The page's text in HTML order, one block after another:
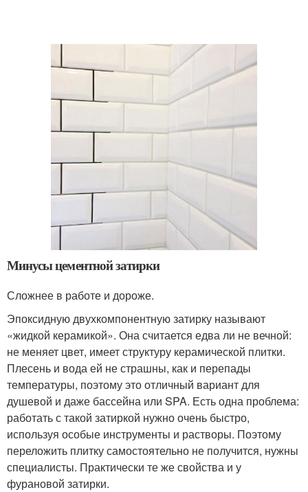
Минусы цементной затирки
Сложнее в работе и дороже.
Эпоксидную двухкомпонентную затирку называют
«жидкой керамикой». Она считается едва ли не вечной:
не меняет цвет, имеет структуру керамической плитки.
Плесень и вода ей не страшны, как и перепады
температуры, поэтому это отличный вариант для
душевой и даже бассейна или SPA. Есть одна проблема:
работать с такой затиркой нужно очень быстро,
используя особые инструменты и растворы. Поэтому
переложить плитку самостоятельно не получится, нужны
специалисты. Практически те же свойства и у
фурановой затирки.